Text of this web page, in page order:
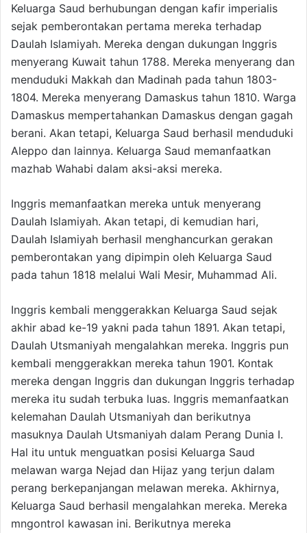
Keluarga Saud berhubungan dengan kafir imperialis
sejak pemberontakan pertama mereka terhadap
Daulah Islamiyah. Mereka dengan dukungan Inggris
menyerang Kuwait tahun 1788. Mereka menyerang dan
menduduki Makkah dan Madinah pada tahun 1803-
1804. Mereka menyerang Damaskus tahun 1810. Warga
Damaskus mempertahankan Damaskus dengan gagah
berani. Akan tetapi, Keluarga Saud berhasil menduduki
Aleppo dan lainnya. Keluarga Saud memanfaatkan
mazhab Wahabi dalam aksi-aksi mereka.
Inggris memanfaatkan mereka untuk menyerang
Daulah Islamiyah. Akan tetapi, di kemudian hari,
Daulah Islamiyah berhasil menghancurkan gerakan
pemberontakan yang dipimpin oleh Keluarga Saud
pada tahun 1818 melalui Wali Mesir, Muhammad Ali.
Inggris kembali menggerakkan Keluarga Saud sejak
akhir abad ke-19 yakni pada tahun 1891. Akan tetapi,
Daulah Utsmaniyah mengalahkan mereka. Inggris pun
kembali menggerakkan mereka tahun 1901. Kontak
mereka dengan Inggris dan dukungan Inggris terhadap
mereka itu sudah terbuka luas. Inggris memanfaatkan
kelemahan Daulah Utsmaniyah dan berikutnya
masuknya Daulah Utsmaniyah dalam Perang Dunia I.
Hal itu untuk menguatkan posisi Keluarga Saud
melawan warga Nejad dan Hijaz yang terjun dalam
perang berkepanjangan melawan mereka. Akhirnya,
Keluarga Saud berhasil mengalahkan mereka. Mereka
mngontrol kawasan ini. Berikutnya mereka